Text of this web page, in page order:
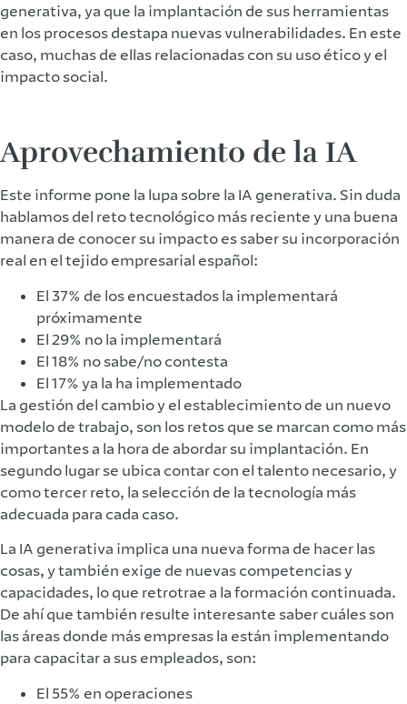
generativa, ya que la implantación de sus herramientas
en los procesos destapa nuevas vulnerabilidades. En este
caso, muchas de ellas relacionadas con su uso ético y el
impacto social.
Aprovechamiento de la IA
Este informe pone la lupa sobre la IA generativa. Sin duda
hablamos del reto tecnológico más reciente y una buena
manera de conocer su impacto es saber su incorporación
real en el tejido empresarial español:
El 37% de los encuestados la implementará
próximamente
El 29% no la implementará
El 18% no sabe/no contesta
El 17% ya la ha implementado
La gestión del cambio y el establecimiento de un nuevo
modelo de trabajo, son los retos que se marcan como más
importantes a la hora de abordar su implantación. En
segundo lugar se ubica contar con el talento necesario, y
como tercer reto, la selección de la tecnología más
adecuada para cada caso.
La IA generativa implica una nueva forma de hacer las
cosas, y también exige de nuevas competencias y
capacidades, lo que retrotrae a la formación continuada.
De ahí que también resulte interesante saber cuáles son
las áreas donde más empresas la están implementando
para capacitar a sus empleados, son:
El 55% en operaciones